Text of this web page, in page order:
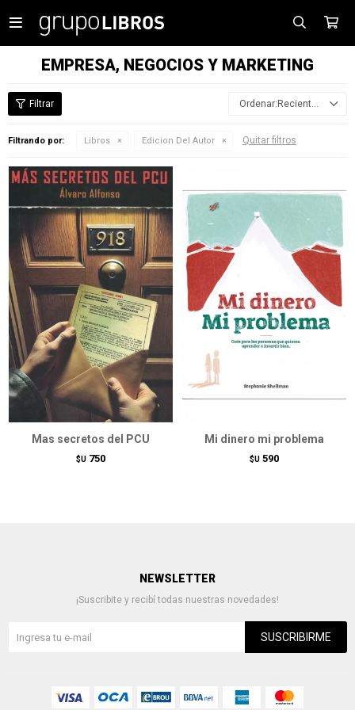

EMPRESA, NEGOCIOS Y MARKETING
Recientes
Filtrando por: Libros Edicion Del Autor Quitar filtros
Mas secretos del PCU
$U 750
Mi dinero mi problema
$U 590
NEWSLETTER
¡Suscribite y recibí todas nuestras novedades!
SUSCRIBIRME